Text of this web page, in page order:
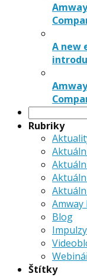
A new
Vyhledávání
Rubriky
Amway
Blog
Impulzy
Štítky